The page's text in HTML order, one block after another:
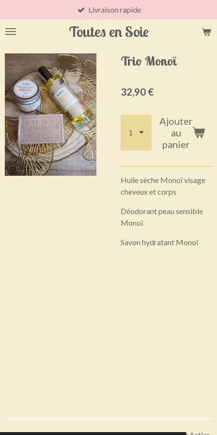
au
contenu
Toutes en Soie
Livraison rapide
Trio Monoï
32,90 €
Ajouter
au
panier
Huile sèche Monoï visage
cheveux et corps
Déodorant peau sensible
Monoï
Savon hydratant Monoï